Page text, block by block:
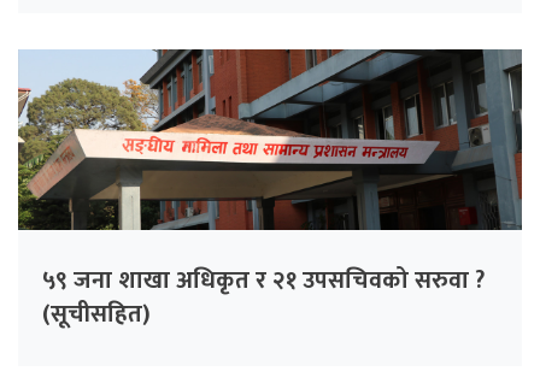
५९ जना शाखा अधिकृत र २१ उपसचिवको सरुवा ?
(सूचीसहित)